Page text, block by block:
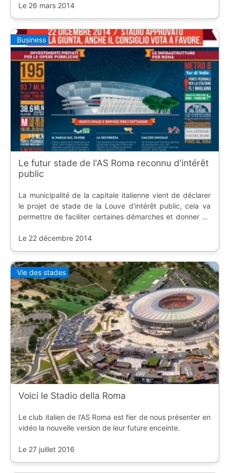
spectateurs a été présentée ce mercr...
Le 26 mars 2014
Business
Le futur stade de l'AS Roma reconnu d'intérêt
public
La municipalité de la capitale italienne vient de déclarer
le projet de stade de la Louve d'intérêt public, cela va
permettre de faciliter certaines démarches et donner du
Le 22 décembre 2014
Vie des stades
Voici le Stadio della Roma
Le club italien de l'AS Roma est fier de nous présenter en
vidéo la nouvelle version de leur future enceinte.
Le 27 juillet 2016